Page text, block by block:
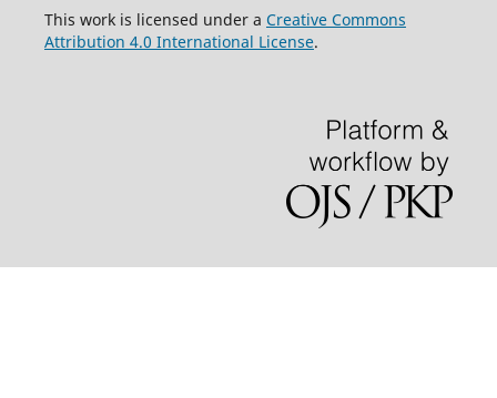
This work is licensed under a Creative Commons
Attribution 4.0 International License.